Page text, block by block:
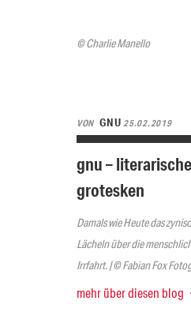
© Charlie Manello
VON GNU25.02.2019
gnu – literarische
grotesken
Damals wie Heute das
Lächeln über die
Irrfahrt. | © Fabian Fox
mehr über diesen blog